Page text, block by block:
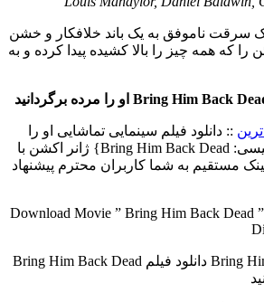
سرقت ناموفق به یک باند خلافکار و خشن
که همه چیز را بالا کشیده پیدا کرده و به
:: دانلود فیلم سینمایی تماشایی او را
مرده برگردانید {به انگلیسی: Bring Him Back Dead} ژانر اکشن با
مستقیم به شما کاربران محترم پیشنهاد
Download Movie ” Bring Him Back Dead